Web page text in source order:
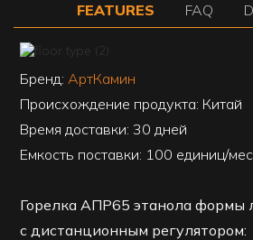
FEATURES FAQ
Бренд: АртКамин
Происхождение продукта: Китай
Время доставки: 30 дней
Емкость поставки: 100 единиц/
Горелка АПР65 этанола формы
с дистанционным регулятором: